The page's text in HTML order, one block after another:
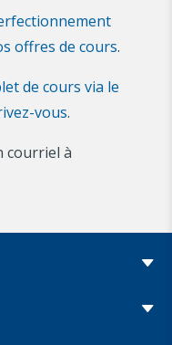
offres de cours.
de cours via le
vous.
courriel à